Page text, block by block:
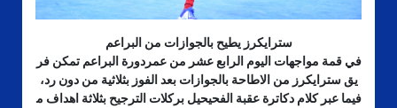
سترايكرز يطيح بالجوازات من البراعم
في قمة مواجهات اليوم الرابع عشر من عمردورة البراعم تمكن فر
يق سترايكرز من الاطاحة بالجوازات بعد الفوز بثلاثية من دون رد،
فيما عبر كلام دكاترة عقبة الفحيحيل بركلات الترجيح بثلاثة اهداف م